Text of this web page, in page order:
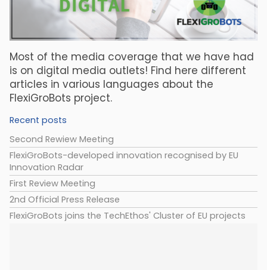
Most of the media coverage that we have had
is on digital media outlets! Find here different
articles in various languages about the
FlexiGroBots project.
Recent posts
Second Rewiew Meeting
FlexiGroBots-developed innovation recognised by EU
Innovation Radar
First Review Meeting
2nd Official Press Release
FlexiGroBots joins the TechEthos' Cluster of EU projects